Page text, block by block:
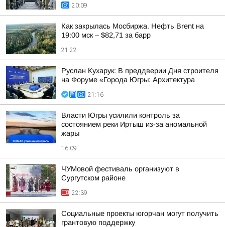
20:09
Как закрылась Мосбиржа. Нефть Brent на
19:00 мск – $82,71 за барр
21:22
Руслан Кухарук: В преддверии Дня строителя
на Форуме «Города Югры: Архитектура
21:16
Власти Югры усилили контроль за
состоянием реки Иртыш из-за аномальной
жары
16:09
ЧУМовой фестиваль организуют в
Сургутском районе
22:39
Социальные проекты югорчан могут получить
грантовую поддержку